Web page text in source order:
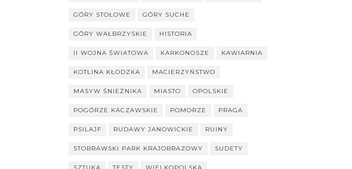
GÓRY STOŁOWE GÓRY SUCHE
GÓRY WAŁBRZYSKIE HISTORIA
II WOJNA ŚWIATOWA KARKONOSZE KAWIARNIA
KOTLINA KŁODZKA MACIERZYŃSTWO
MASYW ŚNIEŻNIKA MIASTO OPOLSKIE
POGÓRZE KACZAWSKIE POMORZE PRAGA
PSILAJF RUDAWY JANOWICKIE RUINY
STOBRAWSKI PARK KRAJOBRAZOWY SUDETY
SZTUKA TESTY WIELKOPOLSKA